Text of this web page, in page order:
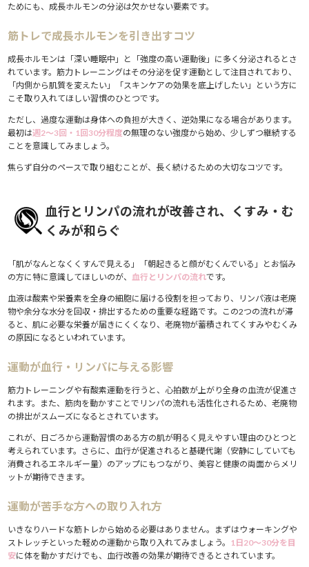
ためにも、成長ホルモンの分泌は欠かせない要素です。
筋トレで成長ホルモンを引き出すコツ
成長ホルモンは「深い睡眠中」と「強度の高い運動後」に多く分泌されるとさ
れています。筋力トレーニングはその分泌を促す運動として注目されており、
「内側から肌質を変えたい」「スキンケアの効果を底上げしたい」という方に
こそ取り入れてほしい習慣のひとつです。
ただし、過度な運動は身体への負担が大きく、逆効果になる場合があります。
最初は週2〜3回・1回30分程度の無理のない強度から始め、少しずつ継続する
ことを意識してみましょう。
焦らず自分のペースで取り組むことが、長く続けるための大切なコツです。
血行とリンパの流れが改善され、くすみ・む
くみが和らぐ
「肌がなんとなくくすんで見える」「朝起きると顔がむくんでいる」とお悩み
の方に特に意識してほしいのが、血行とリンパの流れです。
血液は酸素や栄養素を全身の細胞に届ける役割を担っており、リンパ液は老廃
物や余分な水分を回収・排出するための重要な経路です。この2つの流れが滞
ると、肌に必要な栄養が届きにくくなり、老廃物が蓄積されてくすみやむくみ
の原因になるといわれています。
運動が血行・リンパに与える影響
筋力トレーニングや有酸素運動を行うと、心拍数が上がり全身の血流が促進さ
れます。また、筋肉を動かすことでリンパの流れも活性化されるため、老廃物
の排出がスムーズになるとされています。
これが、日ごろから運動習慣のある方の肌が明るく見えやすい理由のひとつと
考えられています。さらに、血行が促進されると基礎代謝（安静にしていても
消費されるエネルギー量）のアップにもつながり、美容と健康の両面からメリ
ットが期待できます。
運動が苦手な方への取り入れ方
いきなりハードな筋トレから始める必要はありません。まずはウォーキングや
ストレッチといった軽めの運動から取り入れてみましょう。 1日20〜30分を目
安に体を動かすだけでも、血行改善の効果が期待できるとされています。